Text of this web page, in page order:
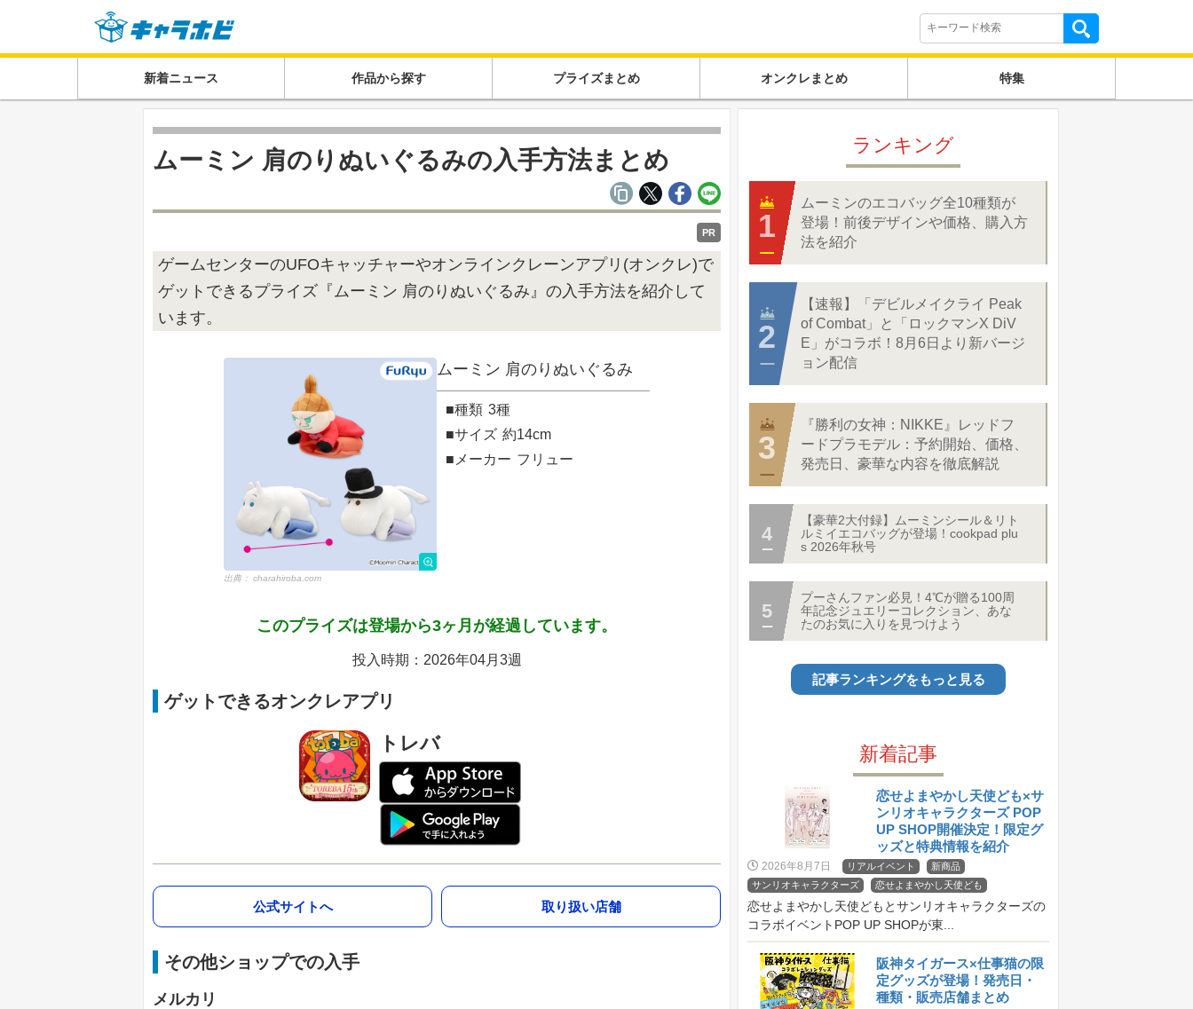
新着ニュース 作品から探す プライズまとめ オンクレまとめ 特集
ムーミン 肩のりぬいぐるみの入手方法まとめ
PR
ゲームセンターのUFOキャッチャーやオンラインクレーンアプリ(オンクレ)で
ゲットできるプライズ『ムーミン 肩のりぬいぐるみ』の入手方法を紹介して
います。
出典： charahiroba.com
ムーミン 肩のりぬいぐるみ
■種類 3種
■サイズ 約14cm
■メーカー フリュー
このプライズは登場から3ヶ月が経過しています。
投入時期：2026年04月3週
ゲットできるオンクレアプリ
トレバ
公式サイトへ 取り扱い店舗
その他ショップでの入手
メルカリ
ランキング
ムーミンのエコバッグ全10種類が
登場！前後デザインや価格、購入方
法を紹介
【速報】「デビルメイクライ Peak
of Combat」と「ロックマンX DiV
E」がコラボ！8月6日より新バージ
ョン配信
『勝利の女神：NIKKE』レッドフ
ードプラモデル：予約開始、価格、
発売日、豪華な内容を徹底解説
【豪華2大付録】ムーミンシール＆リト
ルミイエコバッグが登場！cookpad plu
s 2026年秋号
プーさんファン必見！4℃が贈る100周
年記念ジュエリーコレクション、あな
たのお気に入りを見つけよう
記事ランキングをもっと見る
新着記事
恋せよまやかし天使ども×サ
ンリオキャラクターズ POP
UP SHOP開催決定！限定グ
ッズと特典情報を紹介
2026年8月7日 リアルイベント
新商品
サンリオキャラクターズ
恋せよまやかし天使ども
恋せよまやかし天使どもとサンリオキャラクターズの
コラボイベントPOP UP SHOPが東...
阪神タイガース×仕事猫の限
定グッズが登場！発売日・
種類・販売店舗まとめ